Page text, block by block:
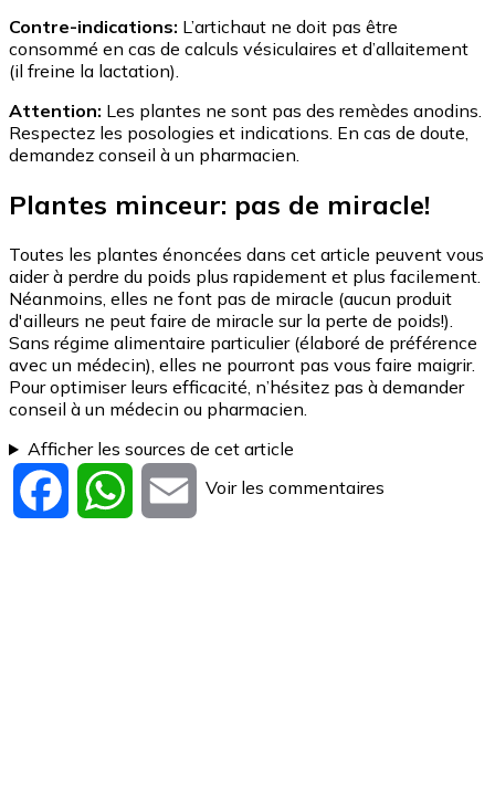
Contre-indications: L’artichaut ne doit pas être
consommé en cas de calculs vésiculaires et d’allaitement
(il freine la lactation).
Attention: Les plantes ne sont pas des remèdes anodins.
Respectez les posologies et indications. En cas de doute,
demandez conseil à un pharmacien.
Plantes minceur: pas de miracle!
Toutes les plantes énoncées dans cet article peuvent vous
aider à perdre du poids plus rapidement et plus facilement.
Néanmoins, elles ne font pas de miracle (aucun produit
d'ailleurs ne peut faire de miracle sur la perte de poids!).
Sans régime alimentaire particulier (élaboré de préférence
avec un médecin), elles ne pourront pas vous faire maigrir.
Pour optimiser leurs efficacité, n’hésitez pas à demander
conseil à un médecin ou pharmacien.
Afficher les sources de cet article
Facebook WhatsApp
Email
Voir les commentaires